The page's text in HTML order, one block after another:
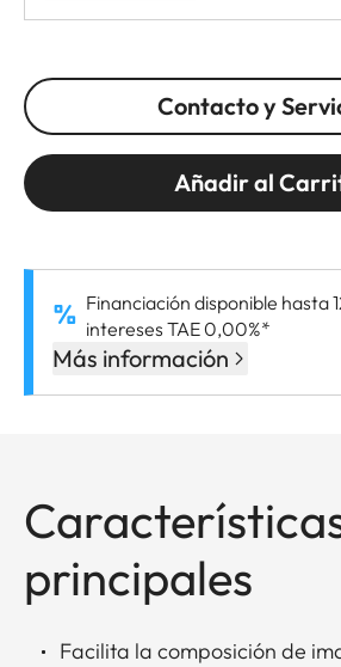
Contacto y
Añadir al
Financiación disponible hasta
intereses TAE 0,00%*
Más información
principales
Facilita la composición de